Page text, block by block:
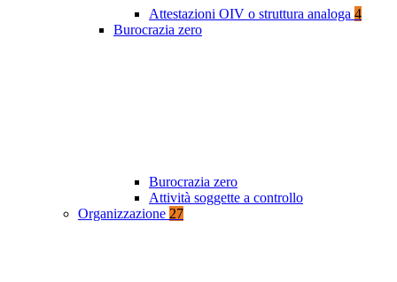
Attestazioni OIV o struttura analoga 4
Burocrazia zero
Burocrazia zero
Attività soggette a controllo
Organizzazione 27